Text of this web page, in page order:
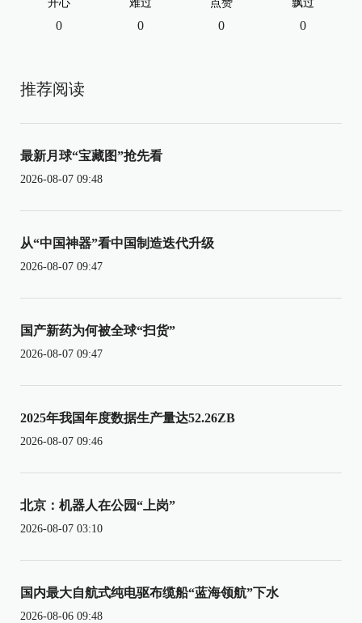
开心
0
难过
0
点赞
0
飘过
0
推荐阅读
最新月球“宝藏图”抢先看
2026-08-07 09:48
从“中国神器”看中国制造迭代升级
2026-08-07 09:47
国产新药为何被全球“扫货”
2026-08-07 09:47
2025年我国年度数据生产量达52.26ZB
2026-08-07 09:46
北京：机器人在公园“上岗”
2026-08-07 03:10
国内最大自航式纯电驱布缆船“蓝海领航”下水
2026-08-06 09:48